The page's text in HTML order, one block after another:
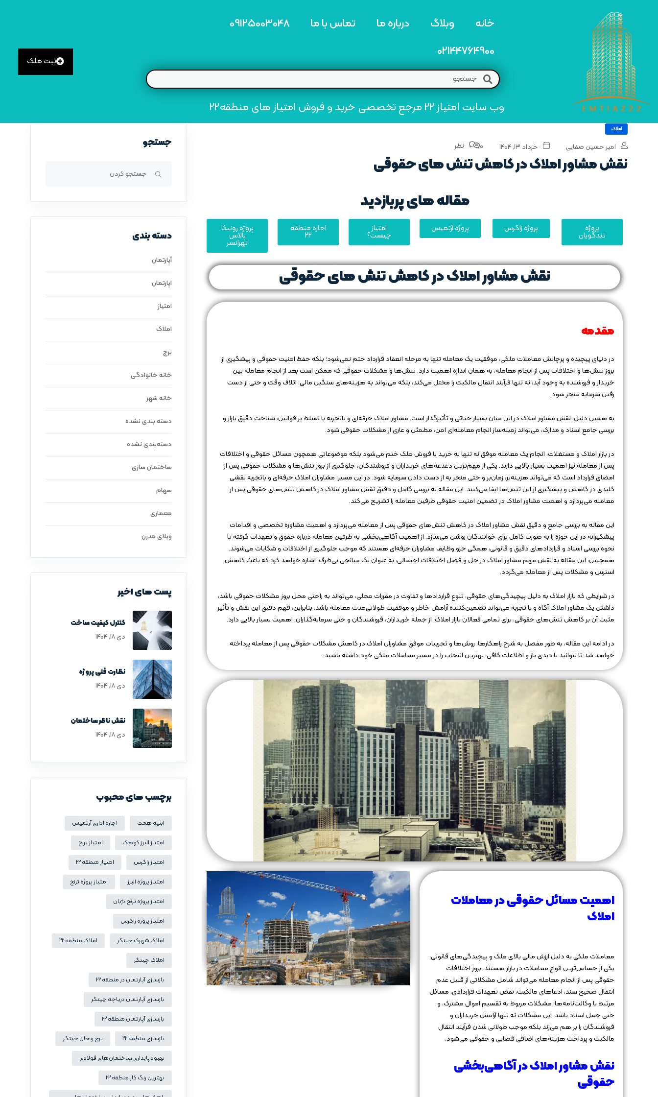
خانه وبلاگ درباره ما تماس با ما
09125003048
02144764900
وب سایت امتیاز 22 مرجع تخصصی خرید و فروش امتیاز های منطقه22
ثبت ملک
املاک
امیر حسین صفایی خرداد ۱۳, ۱۴۰۴ 0 نظر
نقش مشاور املاک در کاهش تنش‌ های حقوقی
مقاله های پربازدید
پروژه
تندگویان
پروژه زاگرس پروژه آرتمیس امتیاز
چیست؟
اجاره منطقه
22
پروژه رونیکا
پالاس
تهرانسر
نقش مشاور املاک در کاهش تنش‌ های حقوقی
مقدمه
در دنیای پیچیده و پرچالش معاملات ملکی، موفقیت یک معامله تنها به مرحله انعقاد قرارداد ختم نمی‌شود؛ بلکه حفظ امنیت حقوقی و پیشگیری از
بروز تنش‌ها و اختلافات پس از انجام معامله، به همان اندازه اهمیت دارد. تنش‌ها و مشکلات حقوقی که ممکن است بعد از انجام معامله بین
خریدار و فروشنده به وجود آید، نه تنها فرآیند انتقال مالکیت را مختل می‌کند، بلکه می‌تواند به هزینه‌های سنگین مالی، اتلاف وقت و حتی از دست
رفتن سرمایه منجر شود.
به همین دلیل، نقش مشاور املاک در این میان بسیار حیاتی و تأثیرگذار است. مشاور املاک حرفه‌ای و باتجربه با تسلط بر قوانین، شناخت دقیق بازار و
بررسی جامع اسناد و مدارک، می‌تواند زمینه‌ساز انجام معامله‌ای امن، مطمئن و عاری از مشکلات حقوقی شود.
در بازار املاک و مستغلات، انجام یک معامله موفق نه تنها به خرید یا فروش ملک ختم می‌شود بلکه موضوعاتی همچون مسائل حقوقی و اختلافات
پس از معامله نیز اهمیت بسیار بالایی دارند. یکی از مهم‌ترین دغدغه‌های خریداران و فروشندگان، جلوگیری از بروز تنش‌ها و مشکلات حقوقی پس از
امضای قرارداد است که می‌تواند هزینه‌بر، زمان‌بر و حتی منجر به از دست دادن سرمایه شود. در این مسیر، مشاوران املاک حرفه‌ای و باتجربه نقشی
کلیدی در کاهش و پیشگیری از این تنش‌ها ایفا می‌کنند. این مقاله به بررسی کامل و دقیق نقش مشاور املاک در کاهش تنش‌های حقوقی پس از
معامله می‌پردازد و اهمیت مشاور املاک در تضمین امنیت حقوقی طرفین معامله را تشریح می‌کند.
این مقاله به بررسیجامع و دقیق نقش مشاور املاک در کاهش تنش‌های حقوقی پس از معامله می‌پردازد و اهمیت مشاوره تخصصی و اقدامات
پیشگیرانه در این حوزه را به صورت کامل برای خوانندگان روشن می‌سازد. از اهمیت آگاهی‌بخشی به طرفین معامله درباره حقوق و تعهدات گرفته تا
نحوه بررسی اسناد و قراردادهای دقیق و قانونی، همگی جزو وظایف مشاوران حرفه‌ای هستند که موجب جلوگیری از اختلافات و شکایات می‌شوند.
همچنین، این مقاله به نقش مهم مشاور املاک در حل و فصل اختلافات احتمالی، به عنوان یک میانجی بی‌طرف، اشاره خواهد کرد که باعث کاهش
استرس و مشکلات پس از معامله می‌گردد.
در شرایطی که بازار املاک به دلیل پیچیدگی‌های حقوقی، تنوع قراردادها و تفاوت در مقررات محلی، می‌تواند به راحتی محل بروز مشکلات حقوقی باشد،
داشتن یک مشاوراملاکآگاه و با تجربه می‌تواند تضمین‌کننده آرامش خاطر و موفقیت طولانی‌مدت معامله باشد. بنابراین، فهم دقیق این نقش و تأثیر
مثبت آن بر کاهش تنش‌های حقوقی، برای تمامی فعالان بازار املاک، از جمله خریداران، فروشندگان و حتی سرمایه‌گذاران، اهمیت بسیار بالایی دارد.
در ادامه این مقاله، به طور مفصل به شرح راهکارها، روش‌ها و تجربیات موفق مشاوران املاک در کاهش مشکلات حقوقی پس از معامله پرداخته
خواهد شد تا بتوانید با دیدی باز و اطلاعات کافی، بهترین انتخاب را در مسیر معاملات ملکی خود داشته باشید.
اهمیت مسائل حقوقی در معاملات
املاک
معاملات ملکی به دلیل ارزش مالی بالای ملک و پیچیدگی‌های قانونی،
یکی از حساس‌ترین انواع معاملات در بازار هستند. بروز اختلافات
حقوقی پس از انجام معامله می‌تواند شامل مشکلاتی از قبیل عدم
انتقال صحیح سند، ادعاهای مالکیت، نقض تعهدات قراردادی، مسائل
مرتبط با وکالت‌نامه‌ها، مشکلات مربوط به تقسیم اموال مشترک، و
حتی جعل اسناد باشد. این مشکلات نه تنها آرامش خریداران و
فروشندگان را بر هم می‌زند بلکه موجب طولانی شدن فرآیند انتقال
مالکیت و پرداخت هزینه‌های اضافی قضایی و حقوقی می‌شود.
نقش مشاور املاک در آگاهی‌بخشی
حقوقی
جستجو
دسته بندی
آپارتمان
اپارتمان
امتیاز
املاک
برج
خانه خانوادگی
خانه شهر
دسته بندی نشده
دسته‌بندی نشده
ساختمان سازی
سهام
معماری
ویلای مدرن
پست های اخیر
کنترل کیفیت ساخت
دی ۱۸, ۱۴۰۴
نظارت فنی پروژه
دی ۱۸, ۱۴۰۴
نقش ناظر ساختمان
دی ۱۸, ۱۴۰۴
برچسب های محبوب
ابنیه همت اجاره اداری آرتمیس
امتیاز البرز کوهک امتیاز ترنج
امتیاز زاگرس امتیاز منطقه 22
امتیاز پروژه البرز امتیاز پروژه ترنج
امتیاز پروژه ترنج دژبان
امتیاز پروژه زاگرس
املاک شهرک چیتگر املاک منطقه 22
املاک چیتگر
بازسازی آپارتمان در منطقه 22
بازسازی آپارتمان دریاچه چیتگر
بازسازی آپارتمان منطقه 22
بازسازی منطقه 22 برج ریحان چیتگر
بهبود پایداری ساختمان‌های فولادی
بهترین رنگ کار منطقه 22